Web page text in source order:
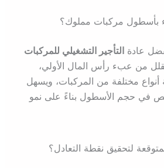
بأسطول مركبات مملوك؟
عادة التأجير التشغيلي للمركبات
من عبء رأس المال الأولي،
مختلفة من المركبات، ويسهل
في حجم الأسطول بناءً على نمو
لتحقيق نقطة التعادل؟